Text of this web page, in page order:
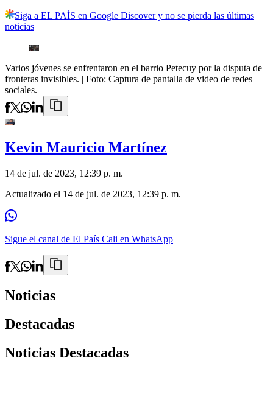
Siga a EL PAÍS en Google Discover y no se pierda las últimas
noticias
Varios jóvenes se enfrentaron en el barrio Petecuy por la disputa de
fronteras invisibles. | Foto: Captura de pantalla de video de redes
sociales.
Kevin Mauricio Martínez
14 de jul. de 2023, 12:39 p. m.
Actualizado el 14 de jul. de 2023, 12:39 p. m.
Sigue el canal de El País Cali en WhatsApp
Noticias
Destacadas
Noticias Destacadas